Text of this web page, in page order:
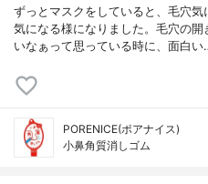
ずっとマスクをしていると、毛穴
気になる様になりました。毛穴の
いなぁって思っている時に、面白い
PORENICE(ポアナイス)
小鼻角質消しゴム